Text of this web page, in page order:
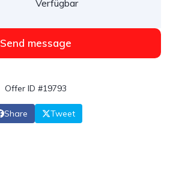
Verfügbar
Send message
Offer ID #19793
Share Tweet